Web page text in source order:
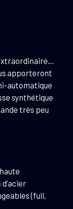
apporteront
automatique
synthétique
très peu
(full,